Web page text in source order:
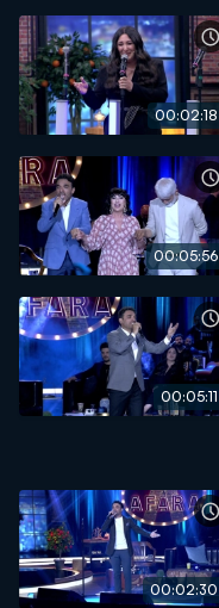
00:02:18
00:05:56
00:05:11
00:02:30